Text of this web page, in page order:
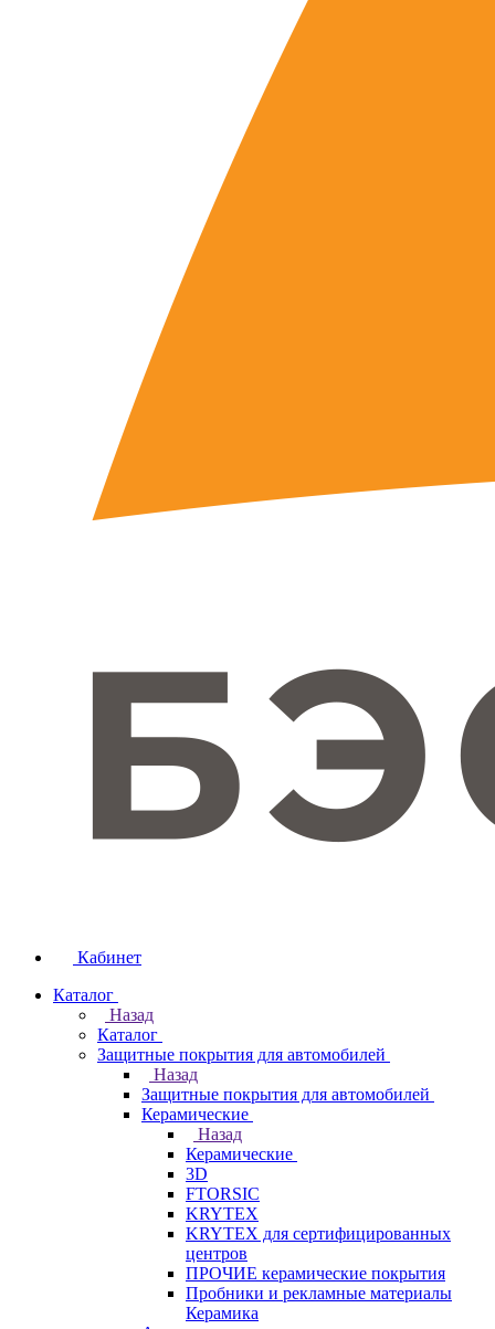
Кабинет
Каталог
Назад
Каталог
Защитные покрытия для автомобилей
Назад
Защитные покрытия для автомобилей
Керамические
Назад
Керамические
3D
FTORSIC
KRYTEX
KRYTEX для сертифицированных
центров
ПРОЧИЕ керамические покрытия
Пробники и рекламные материалы
Керамика